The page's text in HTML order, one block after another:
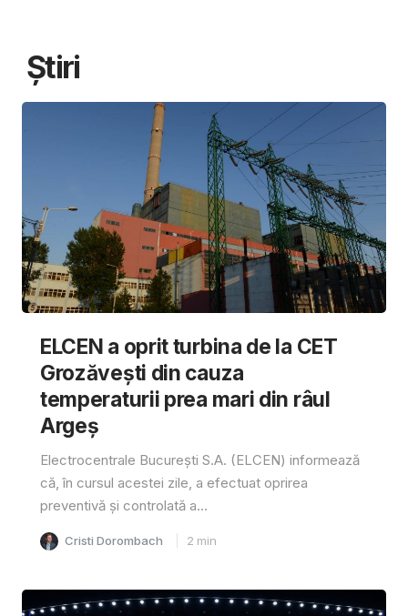
Știri
ELCEN a oprit turbina de la CET
Grozăvești din cauza
temperaturii prea mari din râul
Argeș
Electrocentrale București S.A. (ELCEN) informează
că, în cursul acestei zile, a efectuat oprirea
preventivă și controlată a...
Cristi Dorombach 2 min